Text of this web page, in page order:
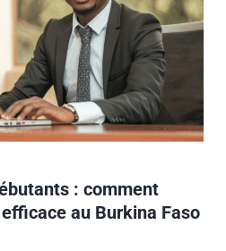
: comment
au Burkina Faso